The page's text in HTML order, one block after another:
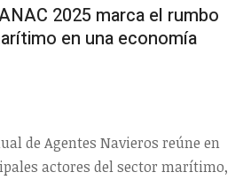
2025 marca el rumbo
en una economía
de Agentes Navieros reúne en
actores del sector marítimo,